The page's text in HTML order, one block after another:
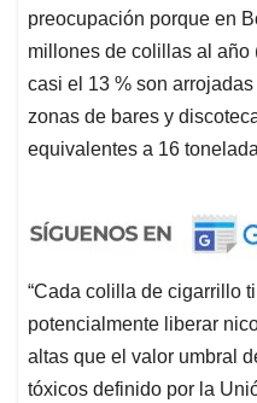
preocupación porque en
millones de colillas al año
casi el 13 % son
zonas de bares y
equivalentes a 16
“Cada colilla de cigarrillo
potencialmente liberar
altas que el valor umbral
tóxicos definido por la